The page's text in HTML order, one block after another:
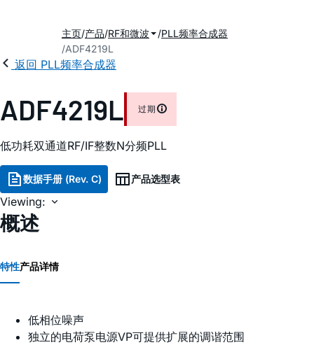
主页 产品 RF和微波
PLL频率合成器
ADF4219L
返回 PLL频率合成器
ADF4219L 过期
低功耗双通道RF/IF整数N分频PLL
数据手册 (Rev. C) 产品选型表
Viewing:
概述
特性产品详情
低相位噪声
独立的电荷泵电源VP可提供扩展的调谐范围